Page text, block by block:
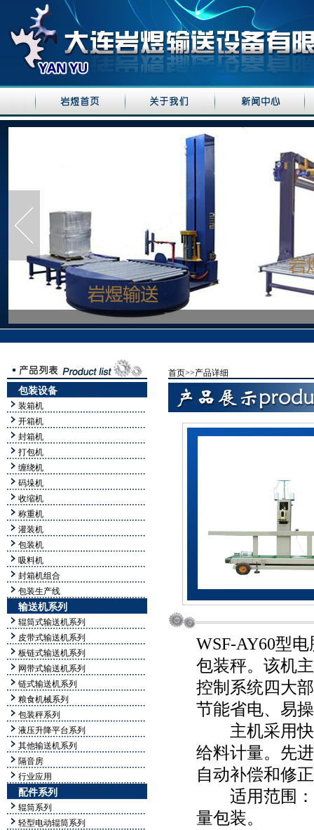
包装设备
装箱机
开箱机
封箱机
打包机
缠绕机
码垛机
收缩机
称重机
灌装机
包装机
吸料机
封箱机组合
包装生产线
输送机系列
辊筒式输送机系列
皮带式输送机系列
板链式输送机系列
网带式输送机系列
链式输送机系列
粮食机械系列
包装秤系列
液压升降平台系列
其他输送机系列
隔音房
行业应用
配件系列
辊筒系列
轻型电动辊筒系列
首页>>产品详细
WSF-AY60型电
包装秤。该机
控制系统四大
节能省电、易
主机采用快
给料计量。先
自动补偿和修
适用范围：
量包装。